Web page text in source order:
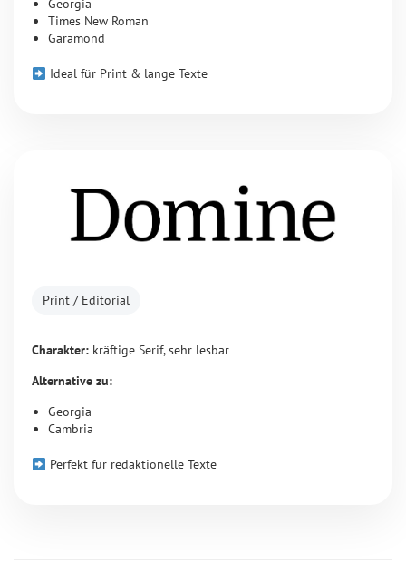
Georgia
Times New Roman
Garamond
Ideal für Print & lange Texte
Print / Editorial
Charakter: kräftige Serif, sehr lesbar
Alternative zu:
Georgia
Cambria
Perfekt für redaktionelle Texte